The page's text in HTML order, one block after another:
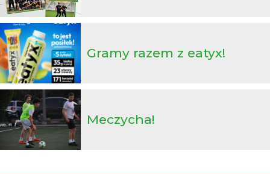
futbolpolisy.pl!
Gramy razem z eatyx!
Meczycha!